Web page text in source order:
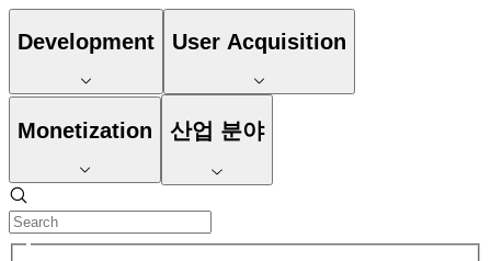
Development User Acquisition
Monetization 산업 분야